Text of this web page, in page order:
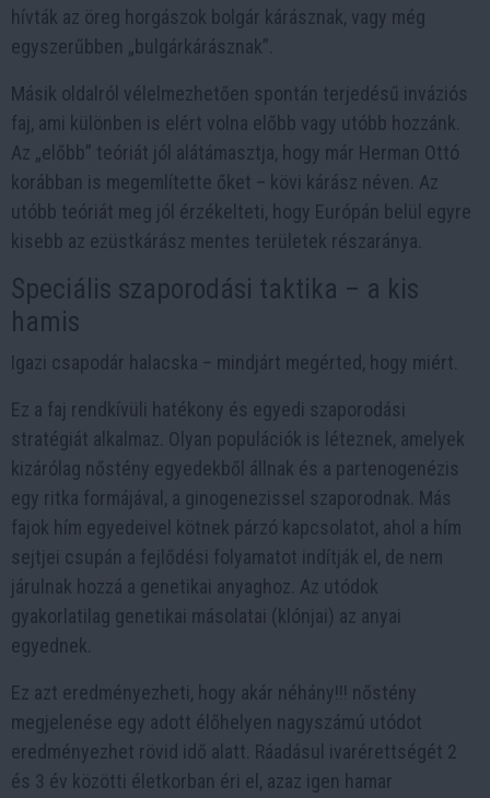
hívták az öreg horgászok bolgár kárásznak, vagy még
egyszerűbben „bulgárkárásznak”.
Másik oldalról vélelmezhetően spontán terjedésű inváziós
faj, ami különben is elért volna előbb vagy utóbb hozzánk.
Az „előbb” teóriát jól alátámasztja, hogy már Herman Ottó
korábban is megemlítette őket – kövi kárász néven. Az
utóbb teóriát meg jól érzékelteti, hogy Európán belül egyre
kisebb az ezüstkárász mentes területek részaránya.
Speciális szaporodási taktika – a kis
hamis
Igazi csapodár halacska – mindjárt megérted, hogy miért.
Ez a faj rendkívüli hatékony és egyedi szaporodási
stratégiát alkalmaz. Olyan populációk is léteznek, amelyek
kizárólag nőstény egyedekből állnak és a partenogenézis
egy ritka formájával, a ginogenezissel szaporodnak. Más
fajok hím egyedeivel kötnek párzó kapcsolatot, ahol a hím
sejtjei csupán a fejlődési folyamatot indítják el, de nem
járulnak hozzá a genetikai anyaghoz. Az utódok
gyakorlatilag genetikai másolatai (klónjai) az anyai
egyednek.
Ez azt eredményezheti, hogy akár néhány!!! nőstény
megjelenése egy adott élőhelyen nagyszámú utódot
eredményezhet rövid idő alatt. Ráadásul ivarérettségét 2
és 3 év közötti életkorban éri el, azaz igen hamar